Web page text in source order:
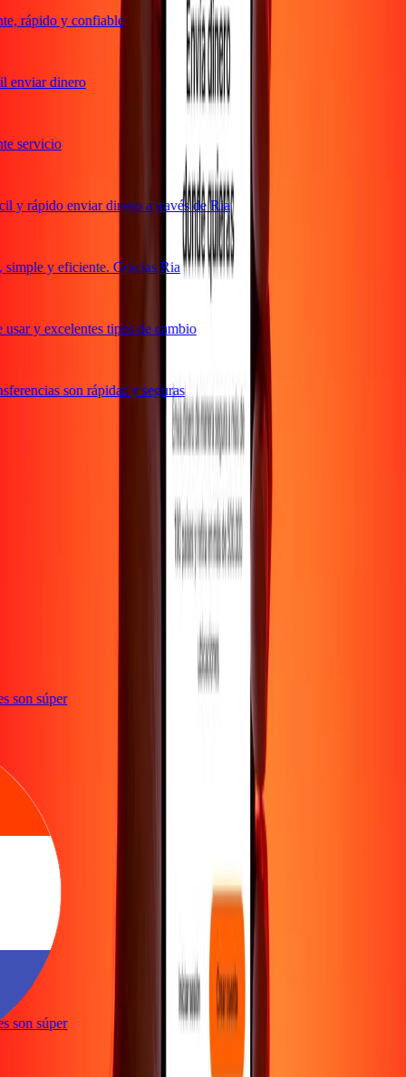
rápido y confiable
dinero
servicio
rápido enviar dinero a través de Ria
y eficiente. Gracias Ria
y excelentes tipos de cambio
son rápidas y seguras
son súper
son súper